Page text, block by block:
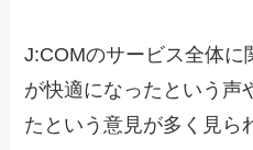
J:COMのサービス全体に
が快適になったという声
たという意見が多く見ら